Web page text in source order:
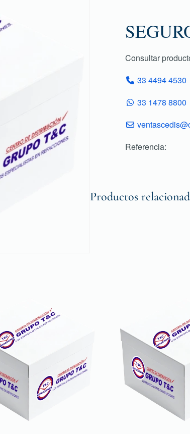
Consultar
33 4494 4530
33 1478 8800
Referencia:
Productos